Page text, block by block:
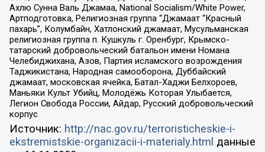
Ахлю Сунна Валь Джамаа, National Socialism/White Power,
Артподготовка, Религиозная группа “Джамаат “Красный
пахарь”, Колумбайн, Хатлонский джамаат, Мусульманская
религиозная группа п. Кушкуль г. Оренбург, Крымско-
татарский добровольческий батальон имени Номана
Челебиджихана, Азов, Партия исламского возрождения
Таджикистана, Народная самооборона, Дуббайский
джамаат, московская ячейка, Батал-Хаджи Белхороев,
Маньяки Культ Убийц, Молодёжь Которая Улыбается,
Легион Свобода России, Айдар, Русский добровольческий
корпус
Источник: http://nac.gov.ru/terroristicheskie-i-
ekstremistskie-organizacii-i-materialy.html данные